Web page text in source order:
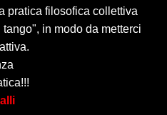
pratica filosofica collettiva
in modo da metterci